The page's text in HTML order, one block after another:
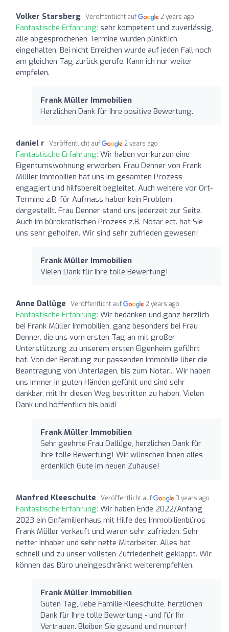
Volker Starsberg Veröffentlicht auf 2 years ago
Fantastische Erfahrung: sehr kompetent und zuverlässig,
alle abgesprochenen Termine wurden pünktlich
eingehalten. Bei nicht Erreichen wurde auf jeden Fall noch
am gleichen Tag zurück gerufe. Kann ich nur weiter
empfelen.
Frank Müller Immobilien
Herzlichen Dank für Ihre positive Bewertung.
daniel r Veröffentlicht auf 2 years ago
Fantastische Erfahrung: Wir haben vor kurzen eine
Eigentumswohnung erworben. Frau Denner von Frank
Müller Immobilien hat uns im gesamten Prozess
engagiert und hilfsbereit begleitet. Auch weitere vor Ort-
Termine z.B. für Aufmass haben kein Problem
dargestellt. Frau Denner stand uns jederzeit zur Seite.
Auch im bürokratischen Prozess z.B. Notar ect. hat Sie
uns sehr geholfen. Wir sind sehr zufrieden gewesen!
Frank Müller Immobilien
Vielen Dank für Ihre tolle Bewertung!
Anne Dallüge Veröffentlicht auf 2 years ago
Fantastische Erfahrung: Wir bedanken und ganz herzlich
bei Frank Müller Immobilien, ganz besonders bei Frau
Denner, die uns vom ersten Tag an mit großer
Unterstützung zu unserem ersten Eigenheim geführt
hat. Von der Beratung zur passenden Immobilie über die
Beantragung von Unterlagen, bis zum Notar... Wir haben
uns immer in guten Händen gefühlt und sind sehr
dankbar, mit Ihr diesen Weg bestritten zu haben. Vielen
Dank und hoffentlich bis bald!
Frank Müller Immobilien
Sehr geehrte Frau Dallüge, herzlichen Dank für
Ihre tolle Bewertung! Wir wünschen Ihnen alles
erdenklich Gute im neuen Zuhause!
Manfred Kleeschulte Veröffentlicht auf 3 years ago
Fantastische Erfahrung: Wir haben Ende 2022/Anfang
2023 ein Einfamilienhaus mit Hilfe des Immobilienbüros
Frank Müller verkauft und waren sehr zufrieden. Sehr
netter Inhaber und sehr nette Mitarbeiter. Alles hat
schnell und zu unser vollsten Zufriedenheit geklappt. Wir
können das Büro uneingeschränkt weiterempfehlen.
Frank Müller Immobilien
Guten Tag, liebe Familie Kleeschulte, herzlichen
Dank für Ihre tolle Bewertung - und für Ihr
Vertrauen. Bleiben Sie gesund und munter!